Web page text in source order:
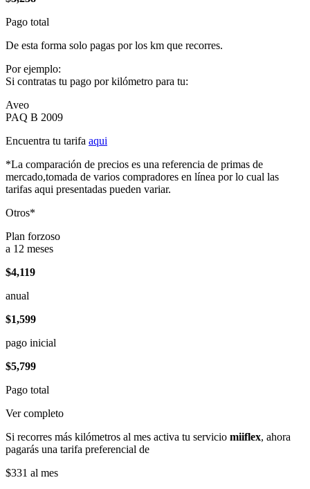
Pago total
De esta forma solo pagas por los km que recorres.
Por ejemplo:
Si contratas tu pago por kilómetro para tu:
Aveo
PAQ B 2009
Encuentra tu tarifa aqui
*La comparación de precios es una referencia de primas de
mercado,tomada de varios compradores en línea por lo cual las
tarifas aqui presentadas pueden variar.
Otros*
Plan forzoso
a 12 meses
$4,119
anual
$1,599
pago inicial
$5,799
Pago total
Ver completo
Si recorres más kilómetros al mes activa tu servicio miiflex, ahora
pagarás una tarifa preferencial de
$331 al mes